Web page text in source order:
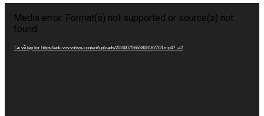
chơi
Video
Media error: Format(s) not supported or source(s) not
found
Tải về tệp tin: https://edu.vov.vn/wp-content/uploads/2024/07/5655808182703.mp4?_=2